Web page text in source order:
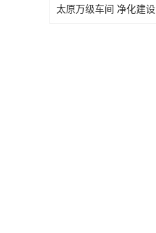
太原万级车间 净化建设